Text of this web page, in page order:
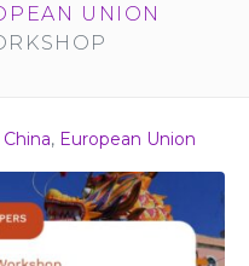
UNION
China, European Union